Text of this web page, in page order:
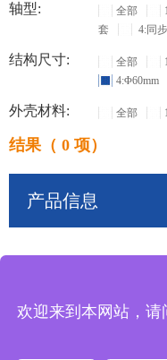
轴型: 全部
套
4:同
结构尺寸: 全部
4:Φ60mm
外壳材料: 全部
结果（ 0 项）
产品信息
欢迎来到本网站，请